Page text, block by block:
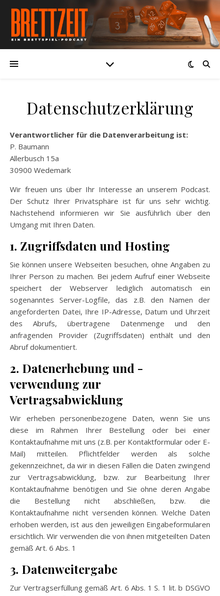
Datenschutzerklärung
Verantwortlicher für die Datenverarbeitung ist:
P. Baumann
Allerbusch 15a
30900 Wedemark
Wir freuen uns über Ihr Interesse an unserem Podcast.
Der Schutz Ihrer Privatsphäre ist für uns sehr wichtig.
Nachstehend informieren wir Sie ausführlich über den
Umgang mit Ihren Daten.
1. Zugriffsdaten und Hosting
Sie können unsere Webseiten besuchen, ohne Angaben zu
Ihrer Person zu machen. Bei jedem Aufruf einer Webseite
speichert der Webserver lediglich automatisch ein
sogenanntes Server-Logfile, das z.B. den Namen der
angeforderten Datei, Ihre IP-Adresse, Datum und Uhrzeit
des Abrufs, übertragene Datenmenge und den
anfragenden Provider (Zugriffsdaten) enthält und den
Abruf dokumentiert.
2. Datenerhebung und -
verwendung zur
Vertragsabwicklung
Wir erheben personenbezogene Daten, wenn Sie uns
diese im Rahmen Ihrer Bestellung oder bei einer
Kontaktaufnahme mit uns (z.B. per Kontaktformular oder E-
Mail) mitteilen. Pflichtfelder werden als solche
gekennzeichnet, da wir in diesen Fällen die Daten zwingend
zur Vertragsabwicklung, bzw. zur Bearbeitung Ihrer
Kontaktaufnahme benötigen und Sie ohne deren Angabe
die Bestellung nicht abschließen, bzw. die
Kontaktaufnahme nicht versenden können. Welche Daten
erhoben werden, ist aus den jeweiligen Eingabeformularen
ersichtlich. Wir verwenden die von ihnen mitgeteilten Daten
gemäß Art. 6 Abs. 1
3. Datenweitergabe
Zur Vertragserfüllung gemäß Art. 6 Abs. 1 S. 1 lit. b DSGVO